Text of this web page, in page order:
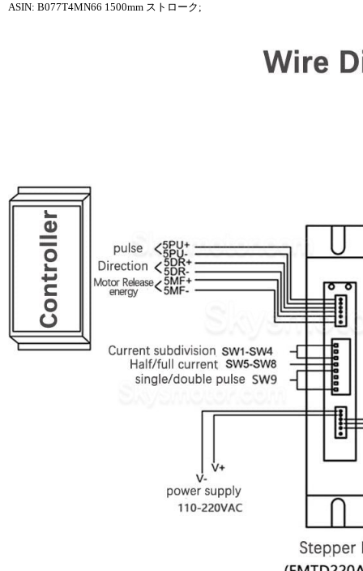
ASIN: B077T4MN66 1500mm ストローク;